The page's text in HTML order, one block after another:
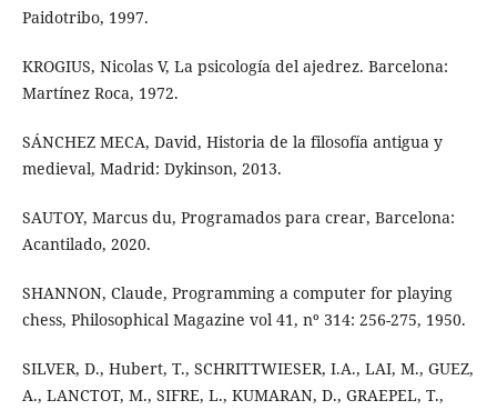
Paidotribo, 1997.
KROGIUS, Nicolas V, La psicología del ajedrez. Barcelona:
Martínez Roca, 1972.
SÁNCHEZ MECA, David, Historia de la filosofía antigua y
medieval, Madrid: Dykinson, 2013.
SAUTOY, Marcus du, Programados para crear, Barcelona:
Acantilado, 2020.
SHANNON, Claude, Programming a computer for playing
chess, Philosophical Magazine vol 41, nº 314: 256-275, 1950.
SILVER, D., Hubert, T., SCHRITTWIESER, I.A., LAI, M., GUEZ,
A., LANCTOT, M., SIFRE, L., KUMARAN, D., GRAEPEL, T.,